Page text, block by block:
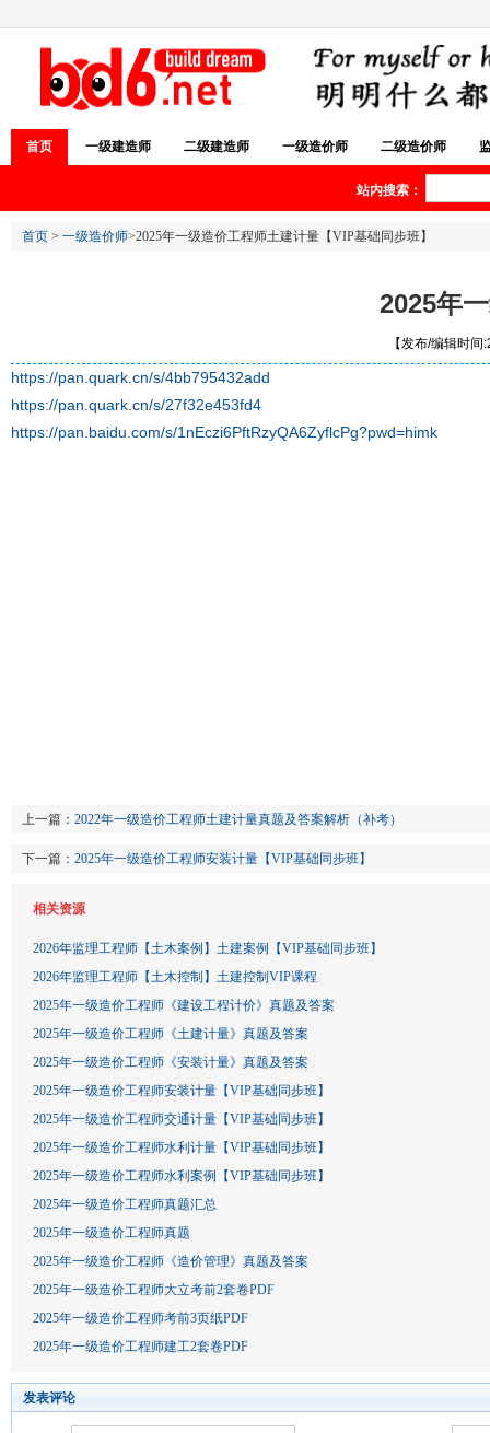
首页 一级建造师 二级建造师 一级造价师 二级造价师
站内搜索：
首页 > 一级造价师>2025年一级造价工程师土建计量【VIP基础同步班】
2025年
【发布/编辑时
https://pan.quark.cn/s/4bb795432add
https://pan.quark.cn/s/27f32e453fd4
https://pan.baidu.com/s/1nEczi6PftRzyQA6ZyflcPg?pwd=himk
上一篇： 2022年一级造价工程师土建计量真题及答案解析（补考）
下一篇： 2025年一级造价工程师安装计量【VIP基础同步班】
相关资源
2026年监理工程师【土木案例】土建案例【VIP基础同步班】
2026年监理工程师【土木控制】土建控制VIP课程
2025年一级造价工程师《建设工程计价》真题及答案
2025年一级造价工程师《土建计量》真题及答案
2025年一级造价工程师《安装计量》真题及答案
2025年一级造价工程师安装计量【VIP基础同步班】
2025年一级造价工程师交通计量【VIP基础同步班】
2025年一级造价工程师水利计量【VIP基础同步班】
2025年一级造价工程师水利案例【VIP基础同步班】
2025年一级造价工程师真题汇总
2025年一级造价工程师真题
2025年一级造价工程师《造价管理》真题及答案
2025年一级造价工程师大立考前2套卷PDF
2025年一级造价工程师考前3页纸PDF
2025年一级造价工程师建工2套卷PDF
发表评论